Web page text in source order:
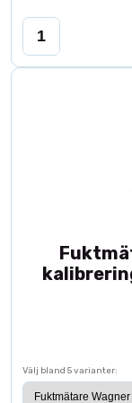
Välj bland 5 varianter: